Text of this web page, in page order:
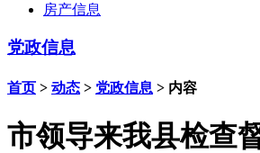
房产信息
党政信息
首页 > 动态 > 党政信息 > 内容
市领导来我县检查